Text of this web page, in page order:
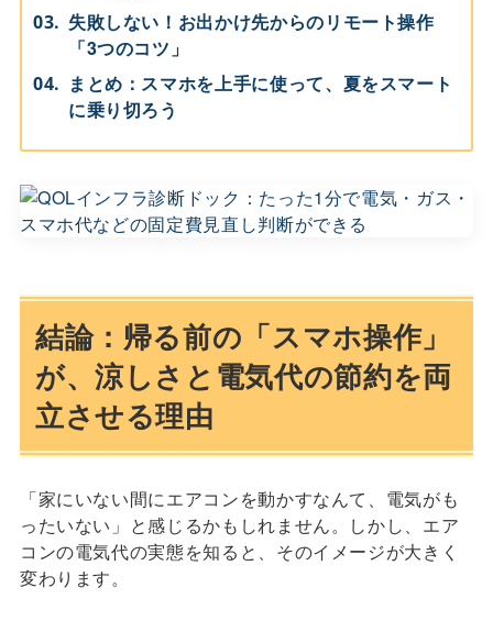
失敗しない！お出かけ先からのリモート操作
「3つのコツ」
まとめ：スマホを上手に使って、夏をスマート
に乗り切ろう
結論：帰る前の「スマホ操作」
が、涼しさと電気代の節約を両
立させる理由
「家にいない間にエアコンを動かすなんて、電気がも
ったいない」と感じるかもしれません。しかし、エア
コンの電気代の実態を知ると、そのイメージが大きく
変わります。